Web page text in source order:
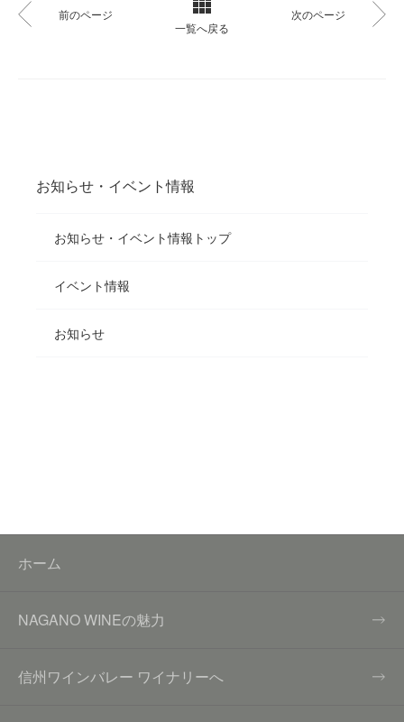
お知らせ・イベント情報
お知らせ・イベント情報トップ
イベント情報
お知らせ
前のページ
一覧へ戻る
次のページ
ホーム
NAGANO WINEの魅力
信州ワインバレー ワイナリーへ